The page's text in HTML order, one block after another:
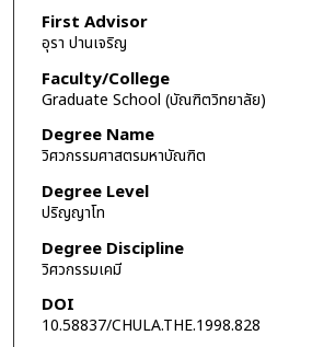
First Advisor
อุรา ปานเจริญ
Faculty/College
Graduate School (บัณฑิตวิทยาลัย)
Degree Name
วิศวกรรมศาสตรมหาบัณฑิต
Degree Level
ปริญญาโท
Degree Discipline
วิศวกรรมเคมี
DOI
10.58837/CHULA.THE.1998.828